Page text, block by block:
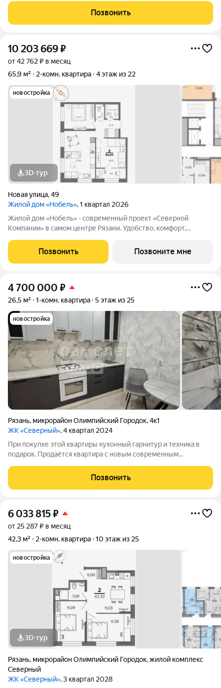
документах). По факту ещё + лоджия 2,9 кв.м, ИТОГО 40,1 кв.м!
НАЙДИТЕ ПЛАНИРОВКУ СРЕДИ
Позвонить
10 203 669₽
от 42 762 ₽ в месяц
65,9 м²
2-комн. квартира 4 этаж из 22
новостройка
3D-тур
Новая улица,49
Жилой дом «Нобель», 1 квартал 2026
Жилой дом «Нобель» - современный проект «Северной
Компании» в самом центре Рязани. Удобство, комфорт,
происходит, и ты можешь быть всегда и везде. Всё кипит и
движется. Место где ты можешь всё,
Позвонить Позвоните мне
4 700 000 ₽
26,5 м² 1-комн. квартира 5 этаж из 25
новостройка
Рязань, микрорайон Олимпийский Городок,4к1
ЖК «Северный», 4 квартал 2024
При покупке этой квартиры кухонный гарнитур и техника в
подарок. Продаётся квартира с новым современным
после покупки. Современный жилой комплекс, своя школа и
детский садик, запланировано
Позвонить
6 033 815₽
от 25 287 ₽ в месяц
42,3 м²
2-комн. квартира 10 этаж из 25
новостройка
3D-тур
Рязань, микрорайон Олимпийский Городок,жилой комплекс
Северный
ЖК «Северный», 3 квартал 2028